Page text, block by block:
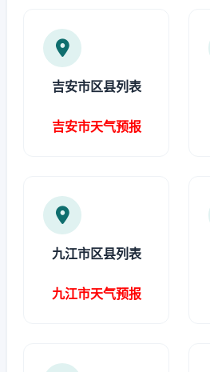
吉安市区县列表
吉安市天气预报
九江市区县列表
九江市天气预报